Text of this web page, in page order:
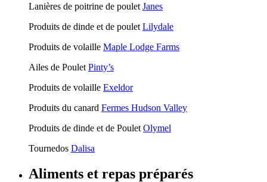
Lanières de poitrine de poulet Janes
Produits de dinde et de poulet Lilydale
Produits de volaille Maple Lodge Farms
Ailes de Poulet Pinty’s
Produits de volaille Exeldor
Produits du canard Fermes Hudson Valley
Produits de dinde et de Poulet Olymel
Tournedos Dalisa
Aliments et repas préparés